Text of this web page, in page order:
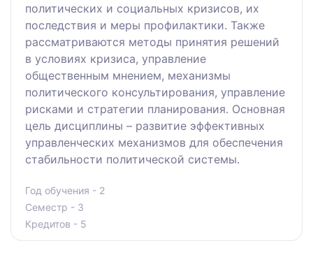
политических и социальных кризисов, их
последствия и меры профилактики. Также
рассматриваются методы принятия решений
в условиях кризиса, управление
общественным мнением, механизмы
политического консультирования, управление
рисками и стратегии планирования. Основная
цель дисциплины – развитие эффективных
управленческих механизмов для обеспечения
стабильности политической системы.
Год обучения - 2
Семестр - 3
Кредитов - 5